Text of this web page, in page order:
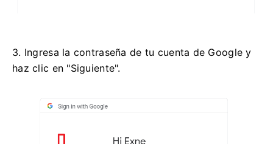
3. Ingresa la contraseña de tu cuenta de Google y
haz clic en "Siguiente".